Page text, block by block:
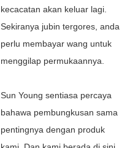
kecacatan akan keluar lagi.
Sekiranya jubin tergores, anda
perlu membayar wang untuk
menggilap permukaannya.
Sun Young sentiasa percaya
bahawa pembungkusan sama
pentingnya dengan produk